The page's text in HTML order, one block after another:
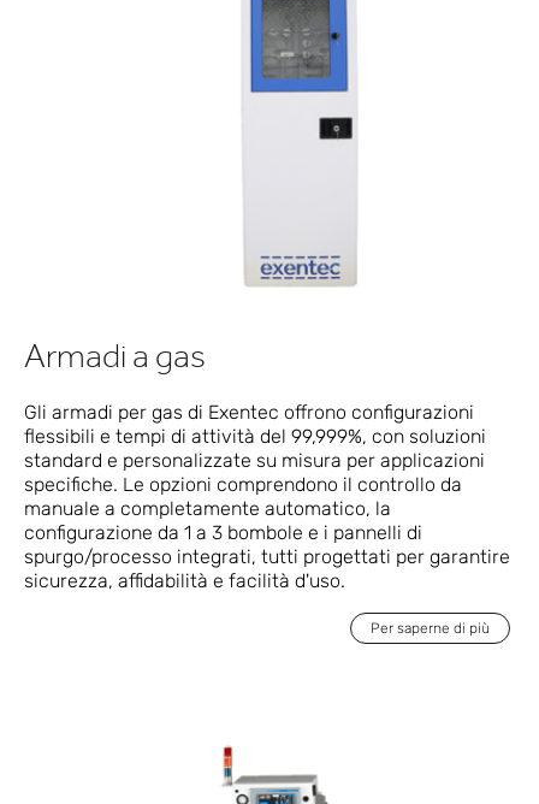
Armadi a gas
Gli armadi per gas di Exentec offrono configurazioni
flessibili e tempi di attività del 99,999%, con soluzioni
standard e personalizzate su misura per applicazioni
specifiche. Le opzioni comprendono il controllo da
manuale a completamente automatico, la
configurazione da 1 a 3 bombole e i pannelli di
spurgo/processo integrati, tutti progettati per garantire
sicurezza, affidabilità e facilità d'uso.
Per saperne di più